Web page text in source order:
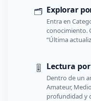
🗂️ Explorar
Entra en
conocimiento.
“Última
🎚️ Lectura
Dentro de un
Amateur,
profundidad y